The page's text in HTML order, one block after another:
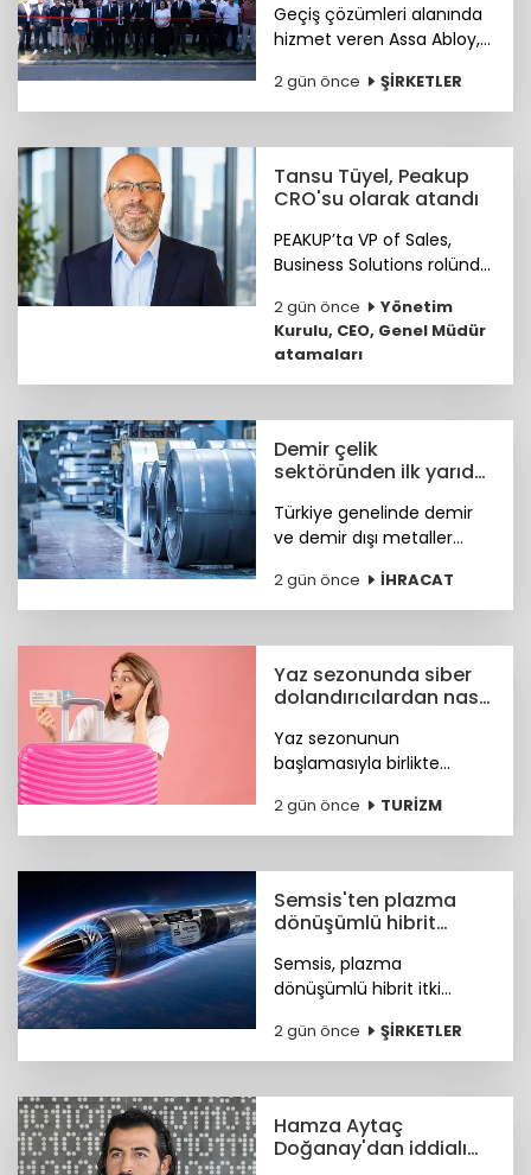
Geçiş çözümleri alanında
hizmet veren Assa Abloy,
yeni showroomuyla
güvenlik ve erişim
buluşturuyor.
2 gün önce ŞİRKETLER
Tansu Tüyel, Peakup
CRO'su olarak atandı
PEAKUP’ta VP of Sales,
Business Solutions rolünde
Tansu Tüyel, bundan
sonra görevine Chief
Revenue Officer (CRO)
olarak devam edecek.
2 gün önce
Yönetim
Kurulu, CEO, Genel Müdür
atamaları
Demir çelik
sektöründen ilk yarıda
performansı
Türkiye genelinde demir
ve demir dışı metaller
yüzde 11,7 artışla 7,2 milyar
dolara, çelik ihracatı ise
2 gün önce İHRACAT
Yaz sezonunda siber
dolandırıcılardan nasıl
Yaz sezonunun
başlamasıyla birlikte
hareketlilik, siber suçlular
için finansal kazanç odaklı
nasıl korunacağız?
2 gün önce TURİZM
Semsis'ten plazma
dönüşümlü hibrit
Semsis, plazma
dönüşümlü hibrit itki
teknik ayrıntıları duyurdu.
2 gün önce ŞİRKETLER
Hamza Aytaç
Doğanay'dan iddialı